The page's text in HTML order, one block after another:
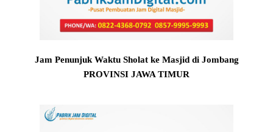
Jam Penunjuk Waktu Sholat ke Masjid di Jombang
PROVINSI JAWA TIMUR